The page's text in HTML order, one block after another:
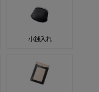
小銭入れ